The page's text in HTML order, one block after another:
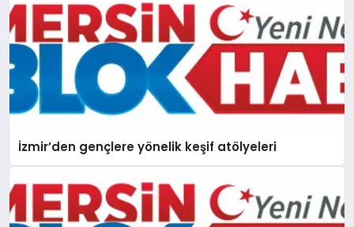
İzmir’den gençlere yönelik keşif atölyeleri